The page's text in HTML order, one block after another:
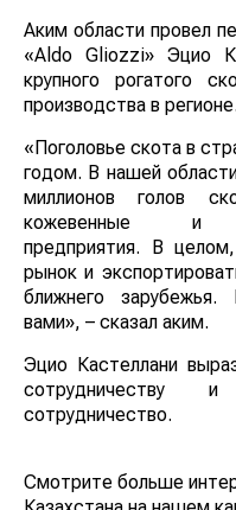
Аким области
Ассоциации «Aldo
экспорту шкур
кожевенного
«Поголовье скота в
годом. В нашей
миллионов голов
кожевенные и
предприятия. В
рынок и
ближнего
вами», – сказал аким.
Эцио Кастеллани
сотрудничеству
сотрудничество.
Смотрите больше